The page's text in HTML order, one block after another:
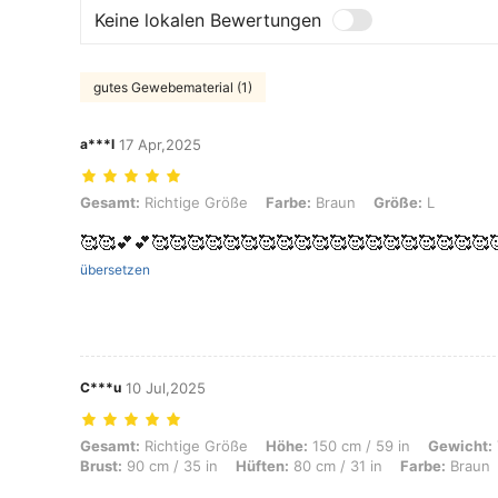
Keine lokalen Bewertungen
gutes Gewebematerial (1)
a***l 17 Apr,2025
Gesamt: Richtige Größe, Farbe: Braun, Größe: L
Gesamt: Richtige Größe Farbe: Braun Größe: L
übersetzen
C***u 10 Jul,2025
Gesamt: Richtige Größe, Höhe: 150 cm / 59 in, Gewicht: 75 kg /
Gesamt: Richtige Größe Höhe: 150 cm / 59 in Gewicht:
Brust: 90 cm / 35 in Hüften: 80 cm / 31 in Farbe: Braun